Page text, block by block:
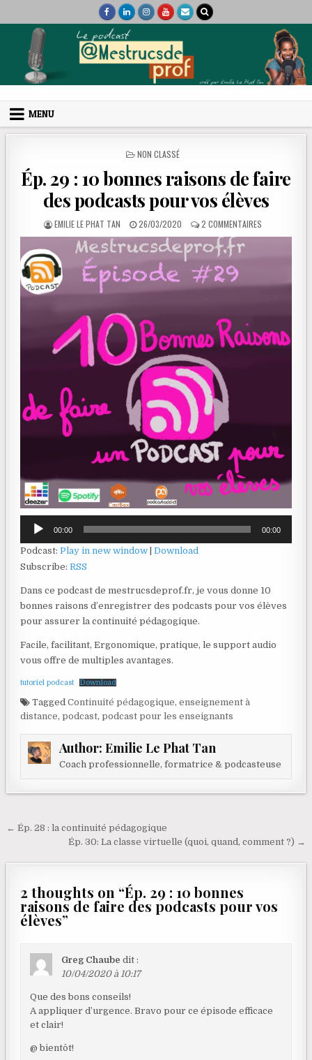
Mes trucs de prof
MENU
POSTED IN
NON CLASSÉ
Ép. 29 : 10 bonnes raisons de faire
des podcasts pour vos élèves
AUTHOR:
EMILIE LE PHAT TAN PUBLISHED DATE:
26/03/2020 2 COMMENTAIRESSUR ÉP. 29 :
Lecteur
audio
00:00 00:00
Podcast:Play in new window |Download
Subscribe:RSS
Dans ce podcast de mestrucsdeprof.fr, je vous donne 10
bonnes raisons d’enregistrer des podcasts pour vos élèves
pour assurer la continuité pédagogique.
Facile, facilitant, Ergonomique, pratique, le support audio
vous offre de multiples avantages.
tutoriel podcast Download
TaggedContinuité pédagogique,enseignement à
distance,podcast,podcast pour les enseignants
Author: Emilie Le Phat Tan
Coach professionnelle, formatrice & podcasteuse
Navigation de l’article
← Ép. 28 : la continuité pédagogique
Ép. 30: La classe virtuelle (quoi, quand, comment ?) →
2 thoughts on “Ép. 29 : 10 bonnes
raisons de faire des podcasts pour vos
élèves”
Greg Chaube dit :
10/04/2020 à 10:17
Que des bons conseils!
A appliquer d’urgence. Bravo pour ce épisode efficace
et clair!
@ bientôt!